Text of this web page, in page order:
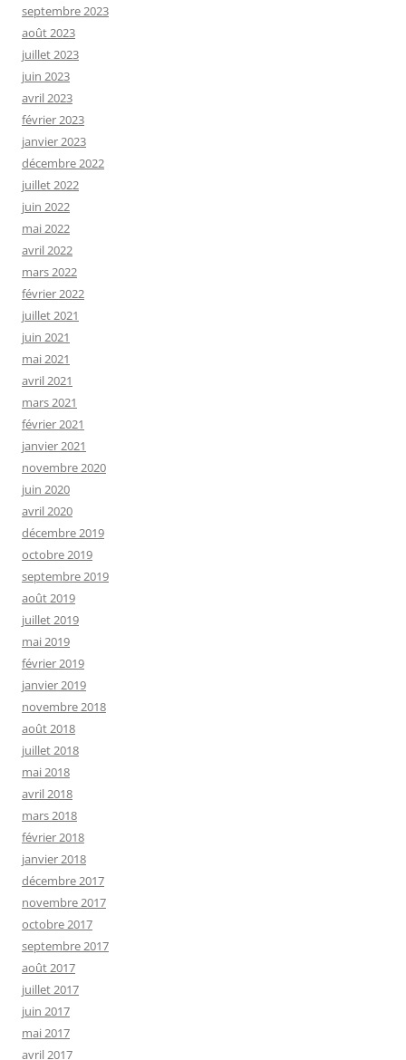
septembre 2023
août 2023
juillet 2023
juin 2023
avril 2023
février 2023
janvier 2023
décembre 2022
juillet 2022
juin 2022
mai 2022
avril 2022
mars 2022
février 2022
juillet 2021
juin 2021
mai 2021
avril 2021
mars 2021
février 2021
janvier 2021
novembre 2020
juin 2020
avril 2020
décembre 2019
octobre 2019
septembre 2019
août 2019
juillet 2019
mai 2019
février 2019
janvier 2019
novembre 2018
août 2018
juillet 2018
mai 2018
avril 2018
mars 2018
février 2018
janvier 2018
décembre 2017
novembre 2017
octobre 2017
septembre 2017
août 2017
juillet 2017
juin 2017
mai 2017
avril 2017